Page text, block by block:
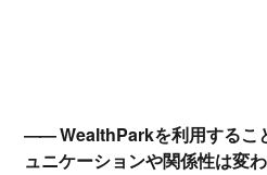
WealthParkを利用するこ
ュニケーションや関係性は変